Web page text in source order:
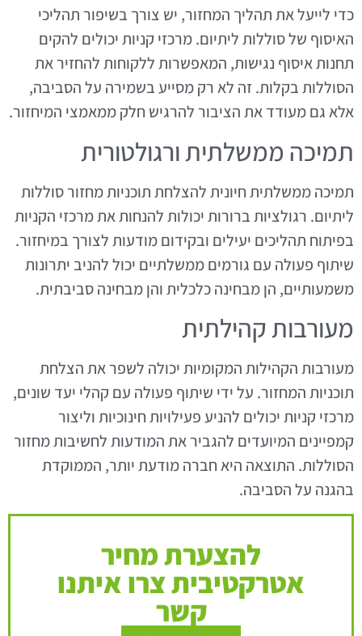
כדי לייעל את תהליך המחזור, יש צורך בשיפור תהליכי
האיסוף של סוללות ליתיום. מרכזי קניות יכולים להקים
תחנות איסוף נגישות, המאפשרות ללקוחות להחזיר את
הסוללות בקלות. זה לא רק מסייע בשמירה על הסביבה,
אלא גם מעודד את הציבור להרגיש חלק ממאמצי המיחזור.
תמיכה ממשלתית ורגולטורית
תמיכה ממשלתית חיונית להצלחת תוכניות מחזור סוללות
ליתיום. רגולציות ברורות יכולות להנחות את מרכזי הקניות
בפיתוח תהליכים יעילים ובקידום מודעות לצורך במיחזור.
שיתוף פעולה עם גורמים ממשלתיים יכול להניב יתרונות
משמעותיים, הן מבחינה כלכלית והן מבחינה סביבתית.
מעורבות קהילתית
מעורבות הקהילות המקומיות יכולה לשפר את הצלחת
תוכניות המחזור. על ידי שיתוף פעולה עם קהלי יעד שונים,
מרכזי קניות יכולים להניע פעילויות חינוכיות וליצור
קמפיינים המיועדים להגביר את המודעות לחשיבות מחזור
הסוללות. התוצאה היא חברה מודעת יותר, הממוקדת
בהגנה על הסביבה.
להצערת מחיר
אטרקטיבית צרו איתנו
קשר